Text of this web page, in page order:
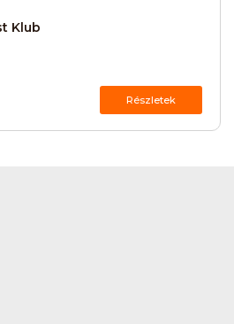
Klub
Részletek